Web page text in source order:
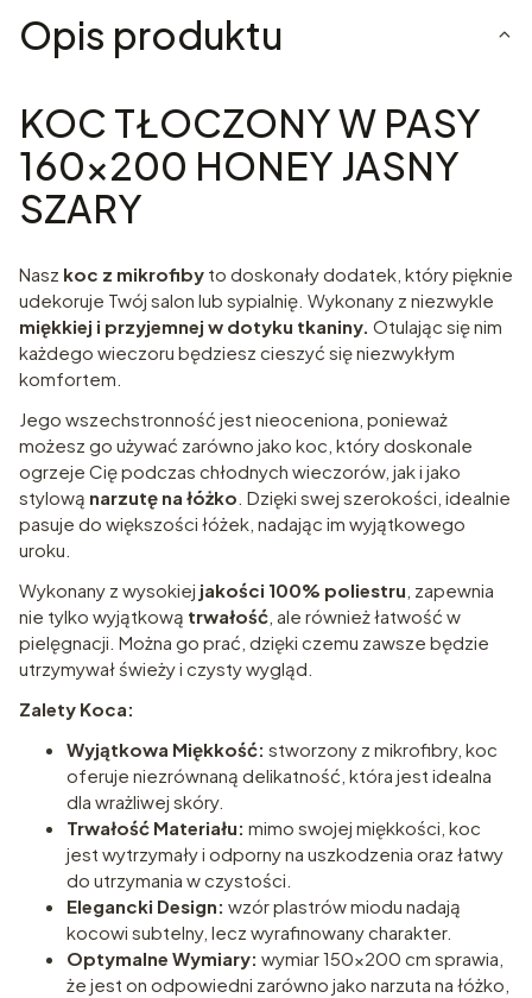
Opis produktu
KOC TŁOCZONY W PASY
160x200 HONEY JASNY
SZARY
Nasz koc z mikrofiby to doskonały dodatek, który pięknie
udekoruje Twój salon lub sypialnię. Wykonany z niezwykle
miękkiej i przyjemnej w dotyku tkaniny. Otulając się nim
każdego wieczoru będziesz cieszyć się niezwykłym
komfortem.
Jego wszechstronność jest nieoceniona, ponieważ
możesz go używać zarówno jako koc, który doskonale
ogrzeje Cię podczas chłodnych wieczorów, jak i jako
stylową narzutę na łóżko . Dzięki swej szerokości, idealnie
pasuje do większości łóżek, nadając im wyjątkowego
uroku.
Wykonany z wysokiej jakości 100% poliestru , zapewnia
nie tylko wyjątkową trwałość , ale również łatwość w
pielęgnacji. Można go prać, dzięki czemu zawsze będzie
utrzymywał świeży i czysty wygląd.
Zalety Koca:
Wyjątkowa Miękkość: stworzony z mikrofibry, koc
oferuje niezrównaną delikatność, która jest idealna
dla wrażliwej skóry.
Trwałość Materiału: mimo swojej miękkości, koc
jest wytrzymały i odporny na uszkodzenia oraz łatwy
do utrzymania w czystości.
Elegancki Design: wzór plastrów miodu nadają
kocowi subtelny, lecz wyrafinowany charakter.
Optymalne Wymiary: wymiar 150x200 cm sprawia,
że jest on odpowiedni zarówno jako narzuta na łóżko,